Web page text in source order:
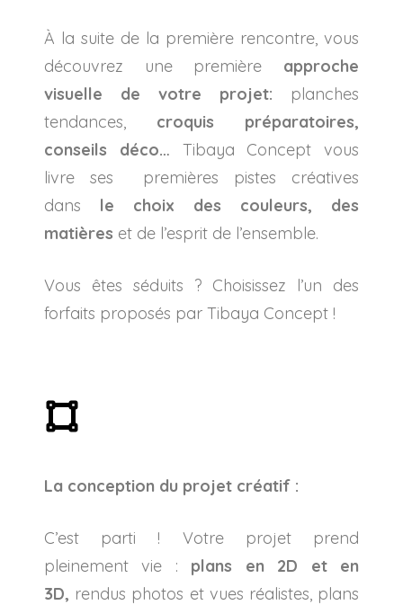
À la suite de la première rencontre, vous
découvrez une première approche
visuelle de votre projet: planches
tendances, croquis préparatoires,
conseils déco… Tibaya Concept vous
livre ses premières pistes créatives
dans le choix des couleurs, des
matières et de l’esprit de l’ensemble.
Vous êtes séduits ? Choisissez l’un des
forfaits proposés par Tibaya Concept !
La conception du projet créatif :
C’est parti ! Votre projet prend
pleinement vie : plans en 2D et en
3D, rendus photos et vues réalistes, plans